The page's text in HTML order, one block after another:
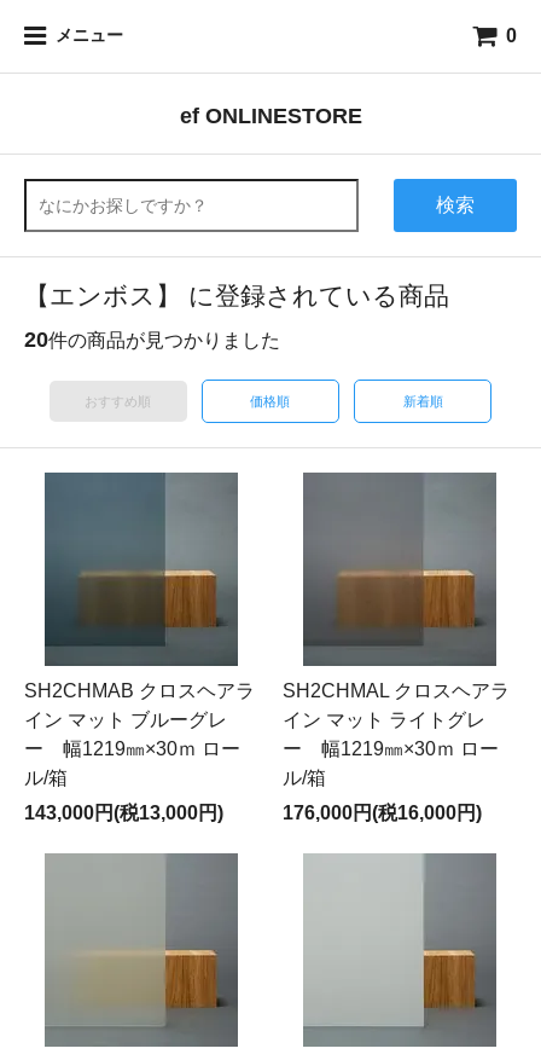
メニュー 0
ef ONLINESTORE
検索
【エンボス】 に登録されている商品
20件の商品が見つかりました
おすすめ順 価格順 新着順
SH2CHMAB クロスヘアラ
イン マット ブルーグレ
ー 幅1219㎜×30ｍ ロー
ル/箱
143,000円(税13,000円)
SH2CHMAL クロスヘアラ
イン マット ライトグレ
ー 幅1219㎜×30ｍ ロー
ル/箱
176,000円(税16,000円)